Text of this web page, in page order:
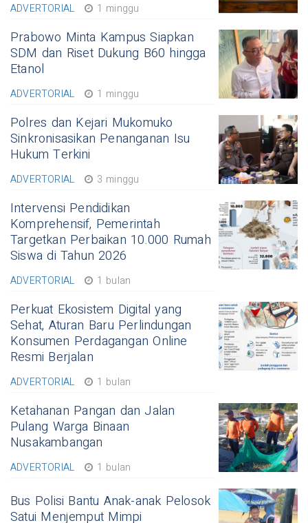
ADVERTORIAL 1 minggu
Prabowo Minta Kampus Siapkan
SDM dan Riset Dukung B60 hingga
Etanol
ADVERTORIAL 1 minggu
Polres dan Kejari Mukomuko
Sinkronisasikan Penanganan Isu
Hukum Terkini
ADVERTORIAL 3 minggu
Intervensi Pendidikan
Komprehensif, Pemerintah
Targetkan Perbaikan 10.000 Rumah
Siswa di Tahun 2026
ADVERTORIAL 1 bulan
Perkuat Ekosistem Digital yang
Sehat, Aturan Baru Perlindungan
Konsumen Perdagangan Online
Resmi Berjalan
ADVERTORIAL 1 bulan
Ketahanan Pangan dan Jalan
Pulang Warga Binaan
Nusakambangan
ADVERTORIAL 1 bulan
Bus Polisi Bantu Anak-anak Pelosok
Satui Menjemput Mimpi